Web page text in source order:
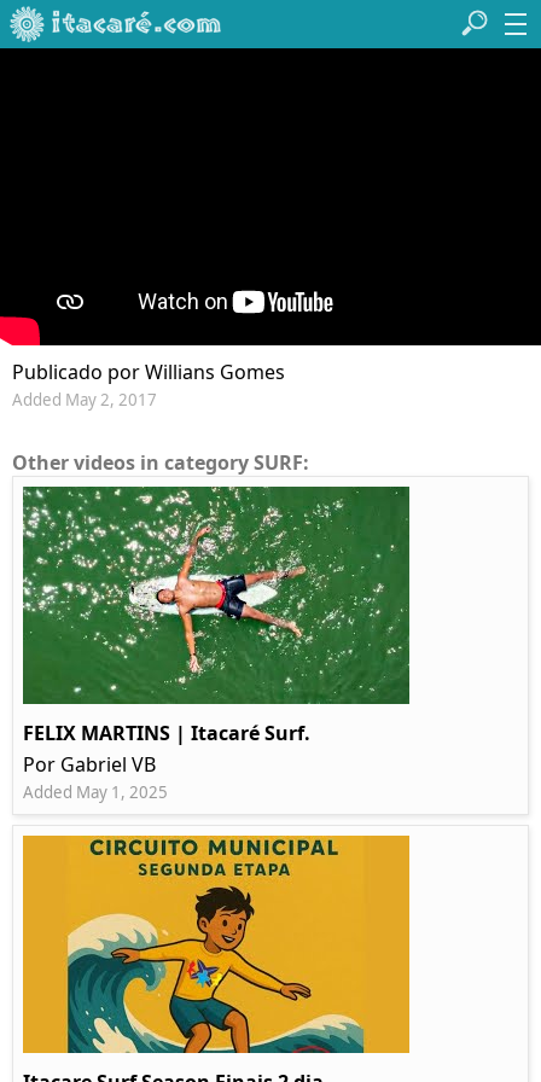
Publicado por Willians Gomes
Added May 2, 2017
Other videos in category SURF:
FELIX MARTINS | Itacaré Surf.
Por Gabriel VB
Added May 1, 2025